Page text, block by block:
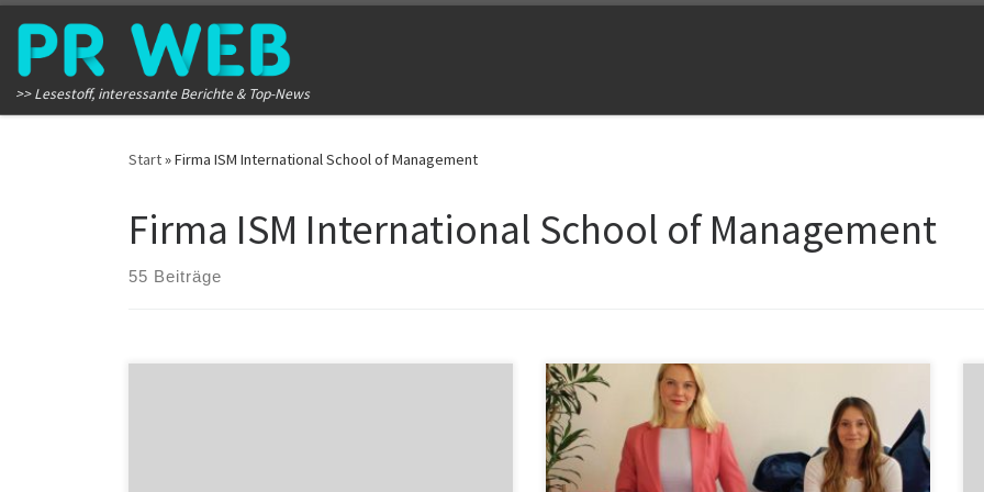
Zum Inhalt springen
>> Lesestoff, interessante Berichte & Top-News
Start»Firma ISM International School of Management
Firma ISM International School of Management
55 Beiträge
Die International School of Management (ISM) macht
ab Januar 2024 einen großen Schritt in Richtung
Geschlechtergleichstellung im Unternehmertum. Mit
Unterstützung der EXIST-Women Förderung des
Bundesministeriums für Wirtschaft und Klimaschutz